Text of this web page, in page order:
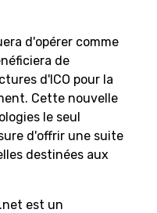
d'opérer comme
de
d'ICO pour la
Cette nouvelle
le seul
d'offrir une suite
destinées aux
est un